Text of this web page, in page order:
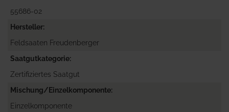
55686-02
Hersteller
Feldsaaten Freudenberger
Saatgutkategorie
Zertifiziertes Saatgut
Mischung/Einzelkomponente
Einzelkomponente